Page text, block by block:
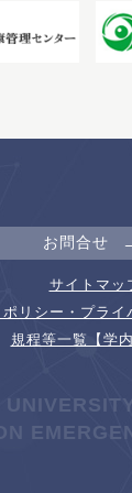
お問合せ
サイトマッ
リシー・プライ
規程等一覧【学内